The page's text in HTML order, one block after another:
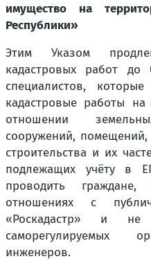
имущество на
Республики»
Этим Указом
кадастровых работ
специалистов,
кадастровые работы
отношении
сооружений,
строительства и их
подлежащих учёту в
проводить
отношениях с
«Роскадастр» и не
саморегулируемых
инженеров.